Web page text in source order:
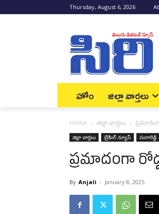
Thursday, August 6, 2026
హోం జిల్లా వార్త‌లు
Home జిల్లా వార్త‌లు
జిల్లా వార్త‌లు బ్రేకింగ్ న్యూస్‌ సంగారెడ్డి
ప్రమాదంగా
By Anjali - January 8, 2025